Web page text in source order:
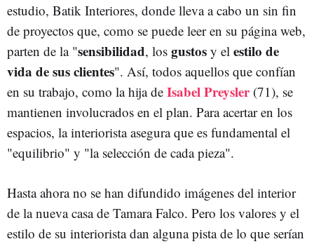
estudio, Batik Interiores, donde lleva a cabo un sin fin
de proyectos que, como se puede leer en su página web,
parten de la "sensibilidad, los gustos y el estilo de
vida de sus clientes". Así, todos aquellos que confían
en su trabajo, como la hija de Isabel Preysler(71), se
mantienen involucrados en el plan. Para acertar en los
espacios, la interiorista asegura que es fundamental el
"equilibrio" y "la selección de cada pieza".
Hasta ahora no se han difundido imágenes del interior
de la nueva casa de Tamara Falco. Pero los valores y el
estilo de su interiorista dan alguna pista de lo que serían